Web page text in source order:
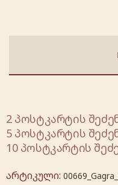
2 პოსტკარტის
5 პოსტკარტის
10 პოსტკარტის
არტიკული: